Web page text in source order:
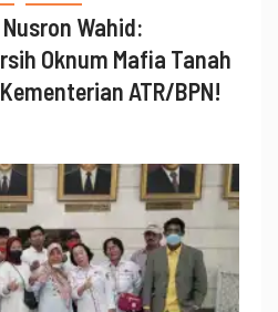
Wahid:
Oknum Mafia Tanah
ATR/BPN!